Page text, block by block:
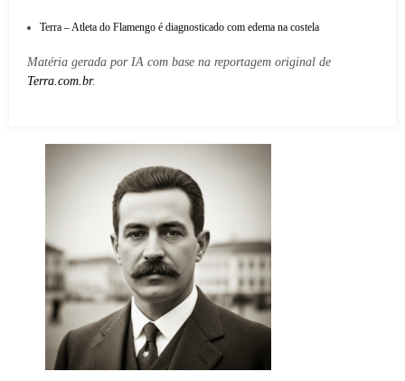
Terra – Atleta do Flamengo é diagnosticado com edema na costela
Matéria gerada por IA com base na reportagem original de
Terra.com.br.